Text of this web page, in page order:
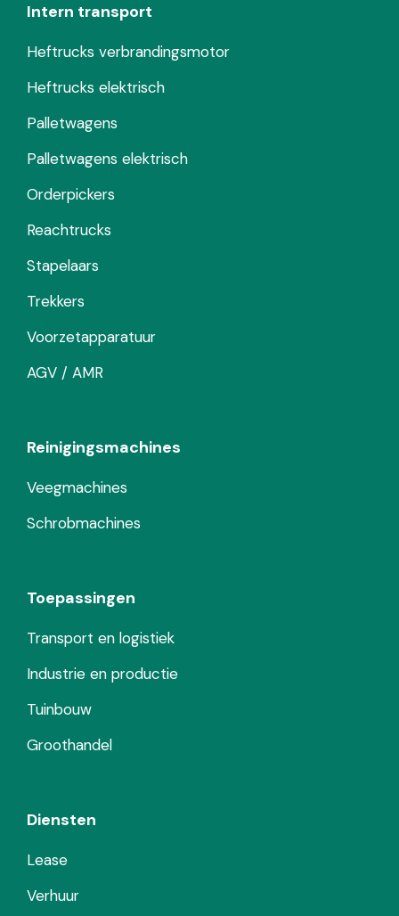
Intern transport
Heftrucks verbrandingsmotor
Heftrucks elektrisch
Palletwagens
Palletwagens elektrisch
Orderpickers
Reachtrucks
Stapelaars
Trekkers
Voorzetapparatuur
AGV / AMR
Reinigingsmachines
Veegmachines
Schrobmachines
Toepassingen
Transport en logistiek
Industrie en productie
Tuinbouw
Groothandel
Diensten
Lease
Verhuur